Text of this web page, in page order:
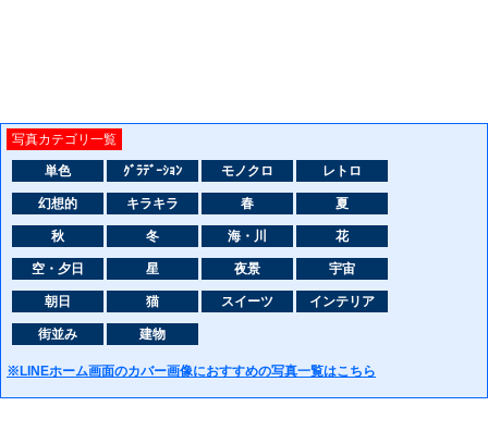
写真カテゴリ一覧
単色 ｸﾞﾗﾃﾞｰｼｮﾝ モノクロ レトロ
幻想的 キラキラ 春 夏
秋 冬 海・川 花
空・夕日 星 夜景 宇宙
朝日 猫 スイーツ インテリア
街並み 建物
※LINEホーム画面のカバー画像におすすめの写真一覧はこちら